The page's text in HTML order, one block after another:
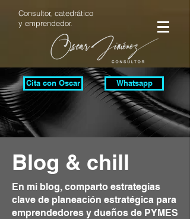
Cita con Oscar Whatsapp
Consultor, catedrático
y emprendedor.
Blog & chill
En mi blog, comparto estrategias
clave de planeación estratégica para
emprendedores y dueños de PYMES